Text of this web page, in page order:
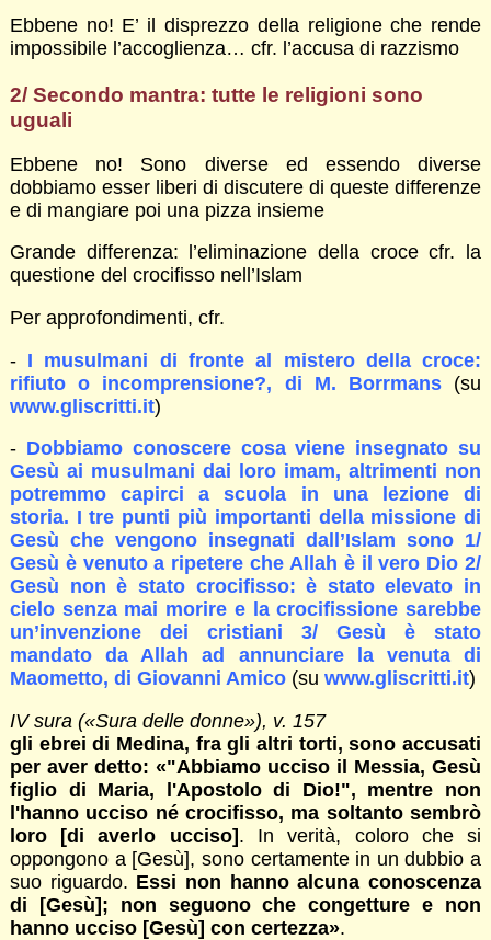
Ebbene no! E’ il disprezzo della religione che rende
impossibile l’accoglienza… cfr. l’accusa di razzismo
2/ Secondo mantra: tutte le religioni sono
uguali
Ebbene no! Sono diverse ed essendo diverse
dobbiamo esser liberi di discutere di queste differenze
e di mangiare poi una pizza insieme
Grande differenza: l’eliminazione della croce cfr. la
questione del crocifisso nell’Islam
Per approfondimenti, cfr.
- I musulmani di fronte al mistero della croce:
rifiuto o incomprensione?, di M. Borrmans(su
www.gliscritti.it)
- Dobbiamo conoscere cosa viene insegnato su
Gesù ai musulmani dai loro imam, altrimenti non
potremmo capirci a scuola in una lezione di
storia. I tre punti più importanti della missione di
Gesù che vengono insegnati dall’Islam sono 1/
Gesù è venuto a ripetere che Allah è il vero Dio 2/
Gesù non è stato crocifisso: è stato elevato in
cielo senza mai morire e la crocifissione sarebbe
un’invenzione dei cristiani 3/ Gesù è stato
mandato da Allah ad annunciare la venuta di
Maometto, di Giovanni Amico(su www.gliscritti.it)
IV sura («Sura delle donne»), v. 157
gli ebrei di Medina, fra gli altri torti, sono accusati
per aver detto: «"Abbiamo ucciso il Messia, Gesù
figlio di Maria, l'Apostolo di Dio!", mentre non
l'hanno ucciso né crocifisso, ma soltanto sembrò
loro [di averlo ucciso]. In verità, coloro che si
oppongono a [Gesù], sono certamente in un dubbio a
suo riguardo. Essi non hanno alcuna conoscenza
di [Gesù]; non seguono che congetture e non
hanno ucciso [Gesù] con certezza».